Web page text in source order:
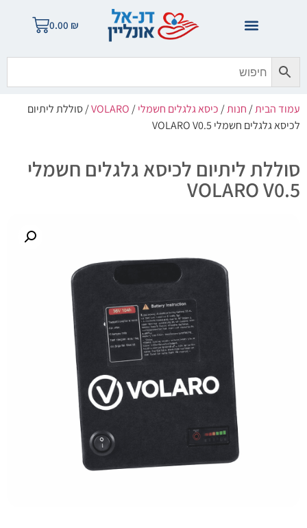
0.00 ₪
עמוד הבית/חנות/כיסא גלגלים חשמלי/
VOLARO/ סוללת ליתיום
לכיסא גלגלים חשמלי VOLARO V0.5
סוללת ליתיום לכיסא גלגלים חשמלי
VOLARO V0.5